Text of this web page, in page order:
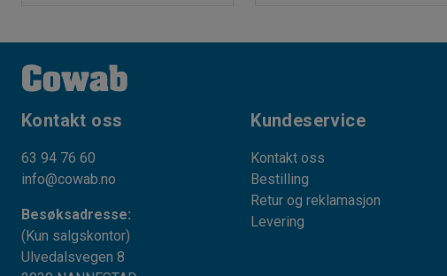
Kontakt oss
63 94 76 60
info@cowab.no
Besøksadresse:
(Kun salgskontor)
Ulvedalsvegen 8
Kundeservice
Kontakt oss
Bestilling
Retur og reklamasjon
Levering